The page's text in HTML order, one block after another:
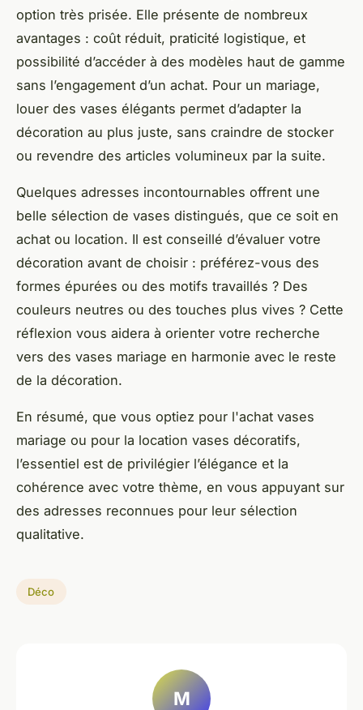
option très prisée. Elle présente de nombreux
avantages : coût réduit, praticité logistique, et
possibilité d’accéder à des modèles haut de gamme
sans l’engagement d’un achat. Pour un mariage,
louer des vases élégants permet d’adapter la
décoration au plus juste, sans craindre de stocker
ou revendre des articles volumineux par la suite.
Quelques adresses incontournables offrent une
belle sélection de vases distingués, que ce soit en
achat ou location. Il est conseillé d’évaluer votre
décoration avant de choisir : préférez-vous des
formes épurées ou des motifs travaillés ? Des
couleurs neutres ou des touches plus vives ? Cette
réflexion vous aidera à orienter votre recherche
vers des vases mariage en harmonie avec le reste
de la décoration.
En résumé, que vous optiez pour l'achat vases
mariage ou pour la location vases décoratifs,
l’essentiel est de privilégier l’élégance et la
cohérence avec votre thème, en vous appuyant sur
des adresses reconnues pour leur sélection
qualitative.
Déco
M